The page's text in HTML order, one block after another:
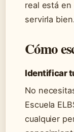
real está
servirla
Cómo
Identificar
No
Escuela
cualquier